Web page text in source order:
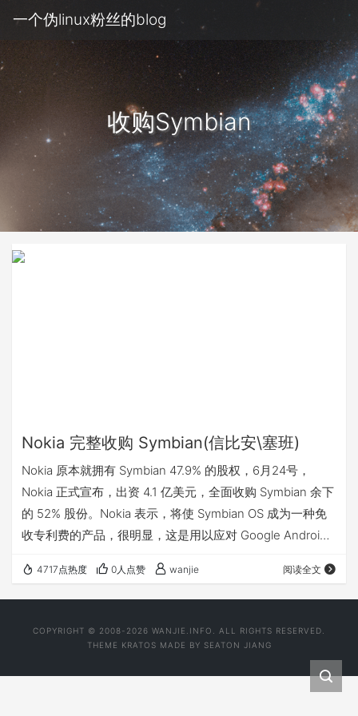
一个伪linux粉丝的blog
收购Symbian
Nokia 完整收购 Symbian(信比安\塞班)
Nokia 原本就拥有 Symbian 47.9% 的股权，6月24号，
Nokia 正式宣布，出资 4.1 亿美元，全面收购 Symbian 余下
的 52% 股份。Nokia 表示，将使 Symbian OS 成为一种免
收专利费的产品，很明显，这是用以应对 Google Android
4717点热度 0人点赞 wanjie 阅读全文
COPYRIGHT © 2008-2026 WANJIE.INFO. ALL RIGHTS RESERVED.
THEME KRATOS MADE BY SEATON JIANG